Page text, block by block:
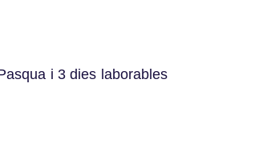
i 3 dies laborables